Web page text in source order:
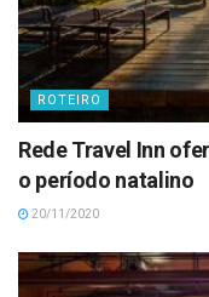
ROTEIRO
Rede Travel Inn
o período natalino
20/11/2020